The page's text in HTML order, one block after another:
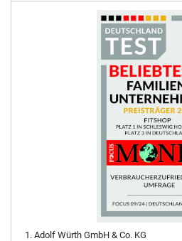
Adolf Würth GmbH & Co. KG